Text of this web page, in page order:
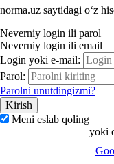
norma.uz saytidagi oʻz
Neverniy login ili parol
Neverniy login ili email
Login yoki e-mail:
Parol:
Parolni unutdingizmi?
Meni eslab qoling
yoki